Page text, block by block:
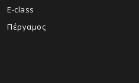
E-class
Πέργαμος